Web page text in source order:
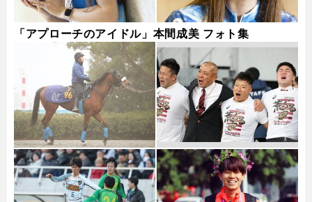
「アプローチのアイドル」本間成美 フォト集